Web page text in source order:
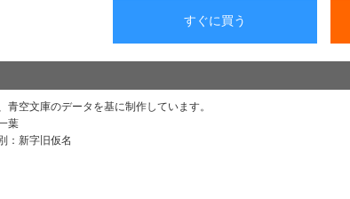
すぐに買う
青空文庫のデータを基に制作しています。
葉
：新字旧仮名